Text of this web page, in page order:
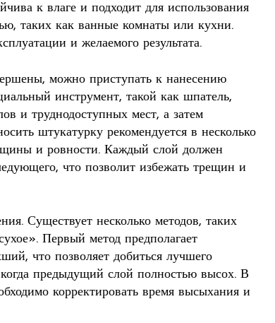
к влаге и подходит для использования
таких как ванные комнаты или кухни.
и желаемого результата.
можно приступать к нанесению
инструмент, такой как шпатель,
и труднодоступных мест, а затем
штукатурку рекомендуется в несколько
и ровности. Каждый слой должен
что позволит избежать трещин и
Существует несколько методов, таких
Первый метод предполагает
что позволяет добиться лучшего
предыдущий слой полностью высох. В
корректировать время высыхания и